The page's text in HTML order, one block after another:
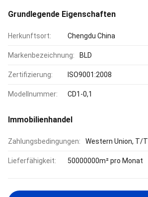
Grundlegende Eigenschaften
Herkunftsort: Chengdu China
Markenbezeichnung: BLD
Zertifizierung: ISO9001:2008
Modellnummer: CD1-0,1
Immobilienhandel
Zahlungsbedingungen: Western Union, T/T
Lieferfähigkeit: 50000000m² pro Monat